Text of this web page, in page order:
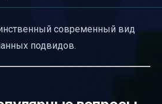
современный вид
подвидов.